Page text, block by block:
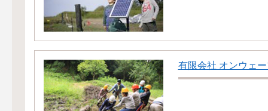
有限会社 オンウェ